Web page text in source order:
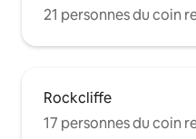
21 personnes du coin
Rockcliffe
17 personnes du coin